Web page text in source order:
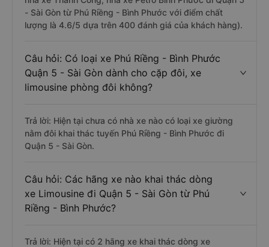
- Sài Gòn từ Phú Riềng - Bình Phước với điểm chất
lượng là 4.6/5 dựa trên 400 đánh giá của khách hàng).
Câu hỏi: Có loại xe Phú Riềng - Bình Phước
Quận 5 - Sài Gòn dành cho cặp đôi, xe
limousine phòng đôi không?
Trả lời: Hiện tại chưa có nhà xe nào có loại xe giường
nằm đôi khai thác tuyến Phú Riềng - Bình Phước đi
Quận 5 - Sài Gòn.
Câu hỏi: Các hãng xe nào khai thác dòng
xe Limousine đi Quận 5 - Sài Gòn từ Phú
Riềng - Bình Phước?
Trả lời: Hiện tại có 2 hãng xe khai thác dòng xe